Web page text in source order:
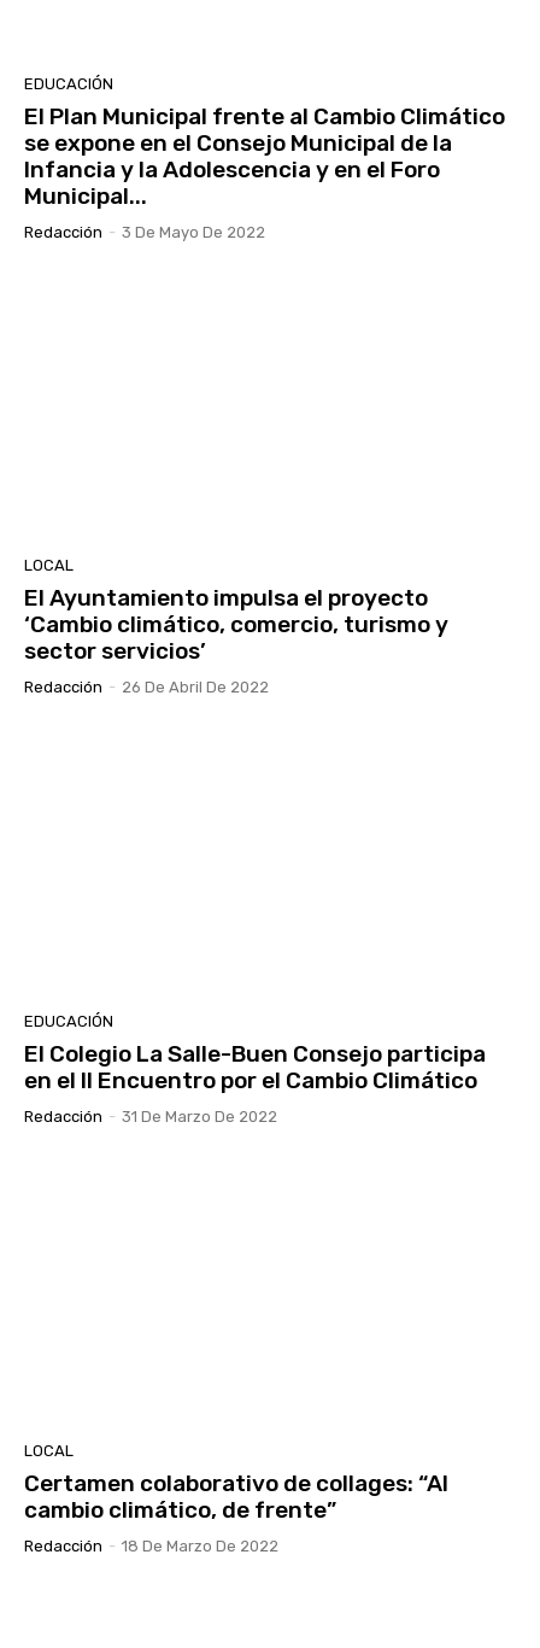
EDUCACIÓN
El Plan Municipal frente al Cambio Climático
se expone en el Consejo Municipal de la
Infancia y la Adolescencia y en el Foro
Municipal...
Redacción - 3 De Mayo De 2022
LOCAL
El Ayuntamiento impulsa el proyecto
‘Cambio climático, comercio, turismo y
sector servicios’
Redacción - 26 De Abril De 2022
EDUCACIÓN
El Colegio La Salle-Buen Consejo participa
en el II Encuentro por el Cambio Climático
Redacción - 31 De Marzo De 2022
LOCAL
Certamen colaborativo de collages: “Al
cambio climático, de frente”
Redacción - 18 De Marzo De 2022